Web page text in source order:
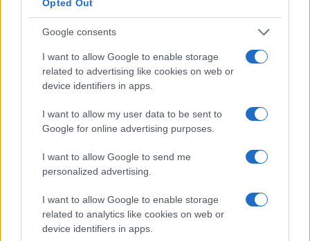
Opted Out
Google consents
I want to allow Google to enable storage
related to advertising like cookies on web or
device identifiers in apps.
I want to allow my user data to be sent to
Google for online advertising purposes.
I want to allow Google to send me
personalized advertising.
I want to allow Google to enable storage
related to analytics like cookies on web or
device identifiers in apps.